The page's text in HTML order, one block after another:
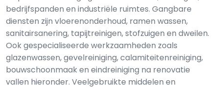
bedrijfspanden en industriële ruimtes. Gangbare
diensten zijn vloerenonderhoud, ramen wassen,
sanitairsanering, tapijtreinigen, stofzuigen en dweilen.
Ook gespecialiseerde werkzaamheden zoals
glazenwassen, gevelreiniging, calamiteitenreiniging,
bouwschoonmaak en eindreiniging na renovatie
vallen hieronder. Veelgebruikte middelen en